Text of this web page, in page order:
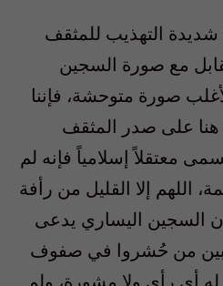
شديدة التهذيب للمثقف
مع صورة السجين
صورة متوحشة، فإننا
على صدر المثقف
معتقلاً إسلامياً فإنه لم
اللهم إلا القليل من رأفة
السجين اليساري يدعى
من حُشروا في صفوف
أي رأي ولا مشورة، ولم